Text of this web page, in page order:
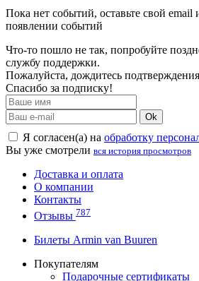
Пока нет событий, оставьте свой
появлении событий
Что-то пошло не так, попробуйте
службу поддержки.
Пожалуйста, дождитесь
Спасибо за подписку!
Ok
Я согласен(а) на обработку
Вы уже смотрели вся история просмотров
Доставка и оплата
О компании
Контакты
Отзывы 787
Билеты Armin van Buuren
Покупателям
Подарочные сертификаты